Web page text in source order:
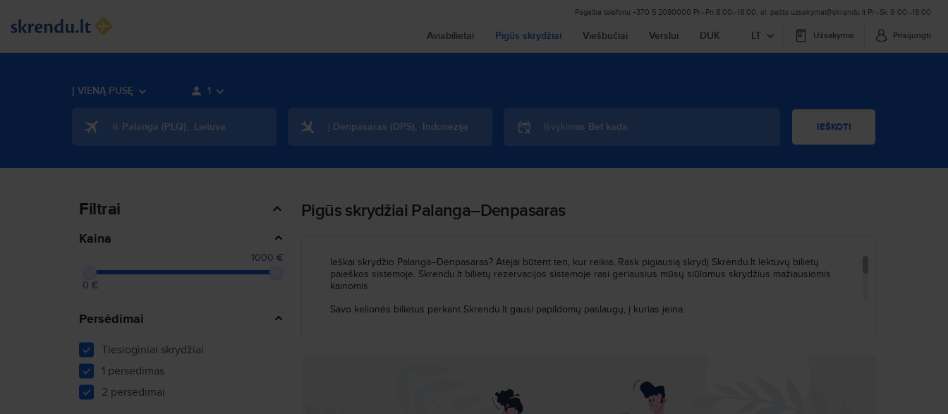
Pagalba telefonu +370 5 2080000 Pr–Pn 8:00–18:00, el. paštu uzsakymai@skrendu.lt Pr–Sk 9:00–18:00
Aviabilietai Pigūs skrydžiai Viešbučiai Verslui DUK LT Užsakymai Prisijungti
Į VIENĄ PUSĘ 1
Iš Palanga (PLQ), Lietuva Į Denpasaras (DPS), Indonezija Išvykimas Bet kada IEŠKOTI
Filtrai
Kaina
0 €
1000 €
Persėdimai
Tiesioginiai skrydžiai
1 persėdimas
2 persėdimai
Pigūs skrydžiai Palanga–Denpasaras
Ieškai skrydžio Palanga–Denpasaras? Atėjai būtent ten, kur reikia. Rask pigiausią skrydį Skrendu.lt lėktuvų bilietų
paieškos sistemoje. Skrendu.lt bilietų rezervacijos sistemoje rasi geriausius mūsų siūlomus skrydžius mažiausiomis
kainomis.
Savo kelionės bilietus perkant Skrendu.lt gausi papildomų paslaugų, į kurias įeina:
Skrendu.lt skrydžių ekspertai padės pasirūpinti viskuo, ko gali prireikti perkant lėktuvų bilietus.